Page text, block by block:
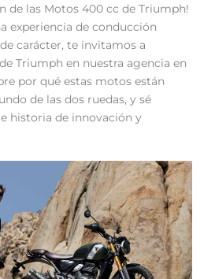
de las Motos 400 cc de Triumph!
experiencia de conducción
carácter, te invitamos a
Triumph en nuestra agencia en
por qué estas motos están
de las dos ruedas, y sé
historia de innovación y